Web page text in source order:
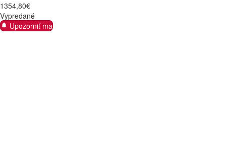
1354,80€
Vypredané
Upozorniť ma